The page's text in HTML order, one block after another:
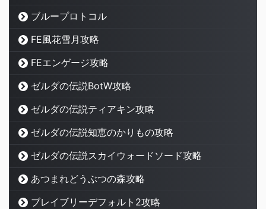
ブループロトコル
FE風花雪月攻略
FEエンゲージ攻略
ゼルダの伝説BotW攻略
ゼルダの伝説ティアキン攻略
ゼルダの伝説知恵のかりもの攻略
ゼルダの伝説スカイウォードソード攻略
あつまれどうぶつの森攻略
ブレイブリーデフォルト2攻略